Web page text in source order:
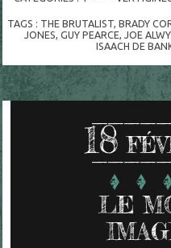
TAGS : THE BRUTALIST,BRADY
JONES,GUY PEARCE,JOE
ISAACH DE
18
LE